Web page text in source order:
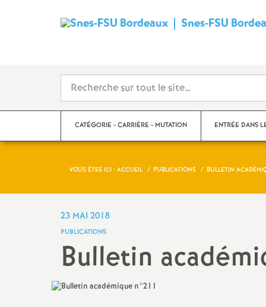
Snes-FSU
CATÉGORIE - CARRIÈRE - MUTATION
Mutations
Catégories
Remplacement
ENTRÉE DANS
VOUS ÊTES ICI : ACCUEIL PUBLICATIONS BULLETIN
23 MAI 2018
PUBLICATIONS
Bulletin